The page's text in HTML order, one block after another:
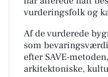
vurderingsfolk og
Af de vurderede
som
efter SAVE-
arkitektoniske,